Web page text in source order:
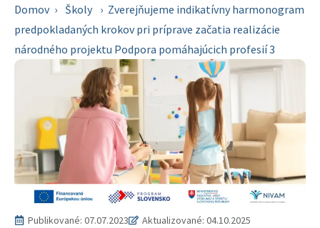
Domov › Školy › Zverejňujeme indikatívny harmonogram
predpokladaných krokov pri príprave začatia realizácie
národného projektu Podpora pomáhajúcich profesií 3
Publikované: 07.07.2023
Aktualizované: 04.10.2025